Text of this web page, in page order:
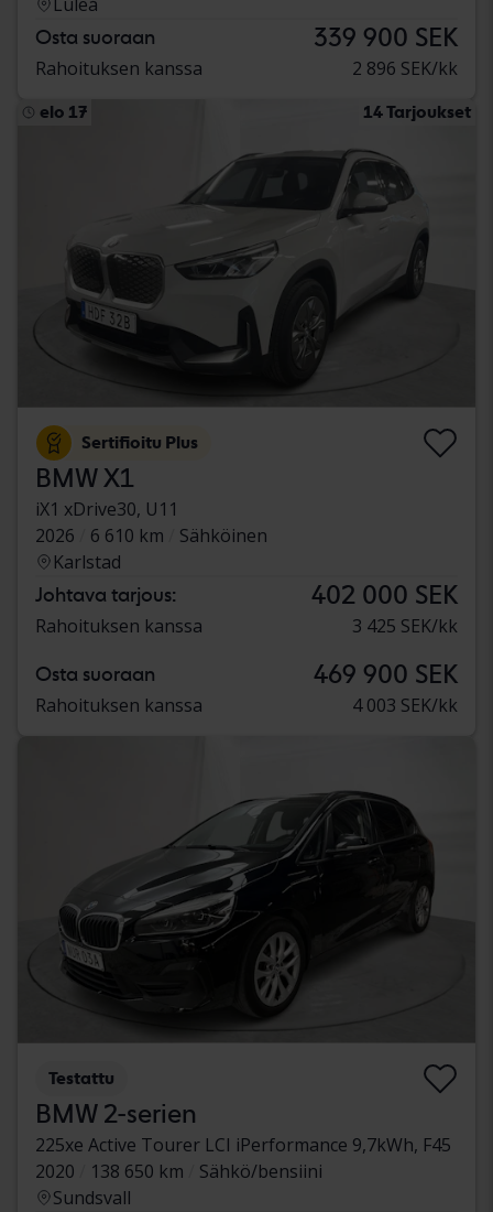
Osta suoraan 339 900 SEK
Rahoituksen kanssa 2 896 SEK/kk
elo 17 14 Tarjoukset
Sertifioitu Plus
BMW X1
iX1 xDrive30, U11
2026
6 610 km
Sähköinen
Karlstad
Johtava tarjous: 402 000 SEK
Rahoituksen kanssa 3 425 SEK/kk
Osta suoraan 469 900 SEK
Rahoituksen kanssa 4 003 SEK/kk
Testattu
BMW 2-serien
225xe Active Tourer LCI iPerformance 9,7kWh, F45
2020
138 650 km
Sähkö/bensiini
Sundsvall